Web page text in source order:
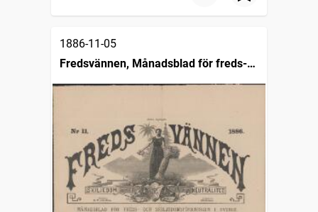
1886-11-05
Fredsvännen, Månadsblad för freds-
och skiljedomsföreningen i Sverige